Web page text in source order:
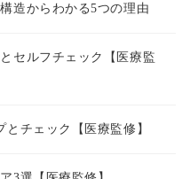
造からわかる5つの理由
セルフチェック【医療監
チェック【医療監修】